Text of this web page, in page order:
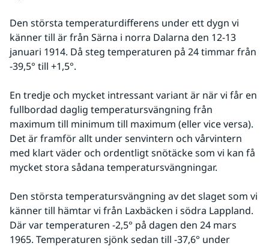
Den största temperaturdifferens under ett dygn vi
känner till är från Särna i norra Dalarna den 12-13
januari 1914. Då steg temperaturen på 24 timmar från
-39,5° till +1,5°.
En tredje och mycket intressant variant är när vi får en
fullbordad daglig temperatursvängning från
maximum till minimum till maximum (eller vice versa).
Det är framför allt under senvintern och vårvintern
med klart väder och ordentligt snötäcke som vi kan få
mycket stora sådana temperatursvängningar.
Den största temperatursvängning av det slaget som vi
känner till hämtar vi från Laxbäcken i södra Lappland.
Där var temperaturen -2,5° på dagen den 24 mars
1965. Temperaturen sjönk sedan till -37,6° under